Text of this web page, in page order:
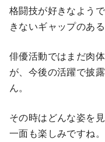
格闘技が好きなよう
きないギャップのある
俳優活動ではまだ肉
が、今後の活躍で披
ん。
その時はどんな姿を
一面も楽しみですね。